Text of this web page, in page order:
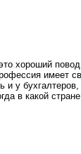
хороший
имеет
и у
в какой